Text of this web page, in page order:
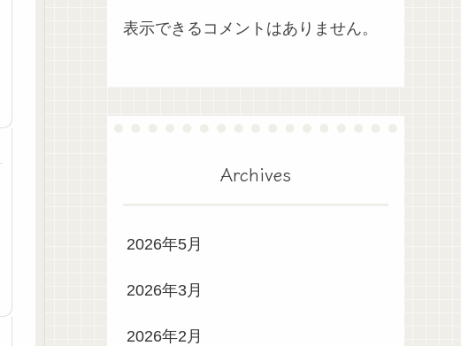
表示できるコメントはありません。
Archives
2026年5月
2026年3月
2026年2月